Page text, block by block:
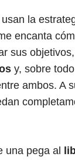
la
encanta
sus
y, sobre
ambos. A
una pega al